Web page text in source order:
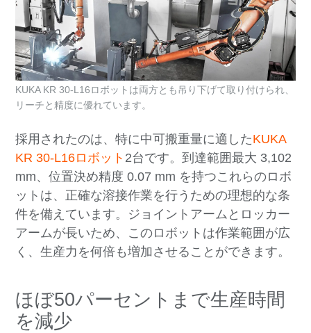
採用されたのは、特に中可搬重量に適したKUKA
KR 30-L16ロボット 2台です。到達範囲最大 3,102
mm、位置決め精度 0.07 mm を持つこれらのロボ
ットは、正確な溶接作業を行うための理想的な条
件を備えています。ジョイントアームとロッカー
アームが長いため、このロボットは作業範囲が広
く、生産力を何倍も増加させることができます。
KUKA KR 30-L16ロボットは両方とも吊り下げて取り付けられ、
リーチと精度に優れています。
ほぼ50パーセントまで生産時間
を減少